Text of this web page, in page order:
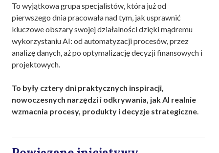
To wyjątkowa grupa specjalistów, która już od
pierwszego dnia pracowała nad tym, jak usprawnić
kluczowe obszary swojej działalności dzięki mądremu
wykorzystaniu AI: od automatyzacji procesów, przez
analizę danych, aż po optymalizację decyzji finansowych i
projektowych.
To były cztery dni praktycznych inspiracji,
nowoczesnych narzędzi i odkrywania, jak AI realnie
wzmacnia procesy, produkty i decyzje strategiczne